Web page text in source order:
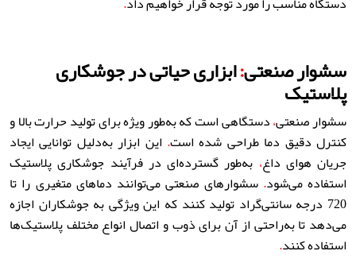
سشوار صنعتی:ابزاری حیاتی در جوشکاری
پلاستیک
سشوار صنعتی،دستگاهی است که به‌طور ویژه برای تولید حرارت بالا و
کنترل دقیق دما طراحی شده است. این ابزار به‌دلیل توانایی ایجاد
جریان هوای داغ، به‌طور گسترده‌ای در فرآیند جوشکاری پلاستیک
استفاده می‌شود. سشوارهای صنعتی می‌توانند دماهای متغیری را تا
720 درجه سانتی‌گراد تولید کنند که این ویژگی به جوشکاران اجازه
می‌دهد تا به‌راحتی از آن برای ذوب و اتصال انواع مختلف پلاستیک‌ها
استفاده کنند.